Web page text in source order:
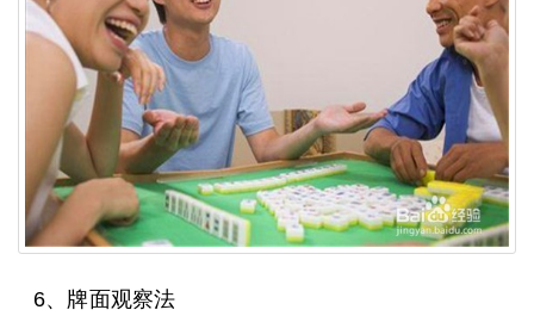
6、牌面观察法